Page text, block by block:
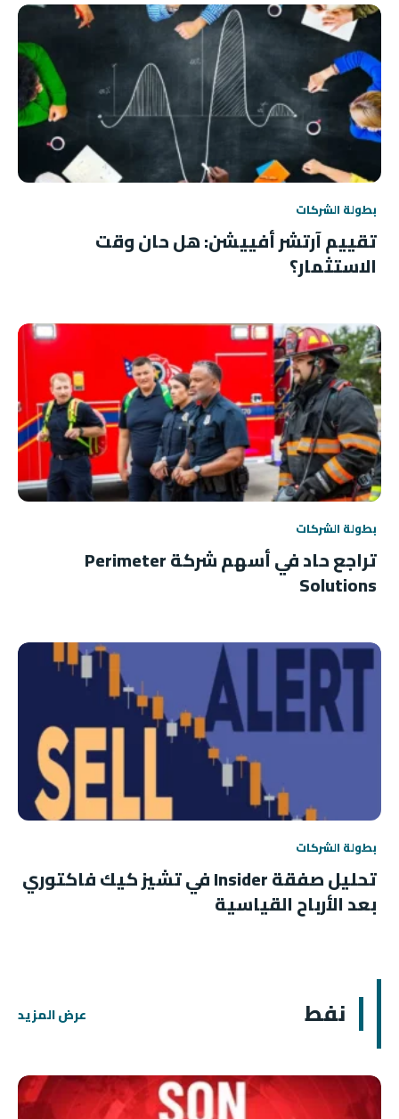
بطولة الشركات
تقييم آرتشر أفييشن: هل حان وقت
الاستثمار؟
بطولة الشركات
تراجع حاد في أسهم شركة Perimeter
Solutions
بطولة الشركات
تحليل صفقة Insider في تشيز كيك فاكتوري
بعد الأرباح القياسية
نفط عرض المزيد